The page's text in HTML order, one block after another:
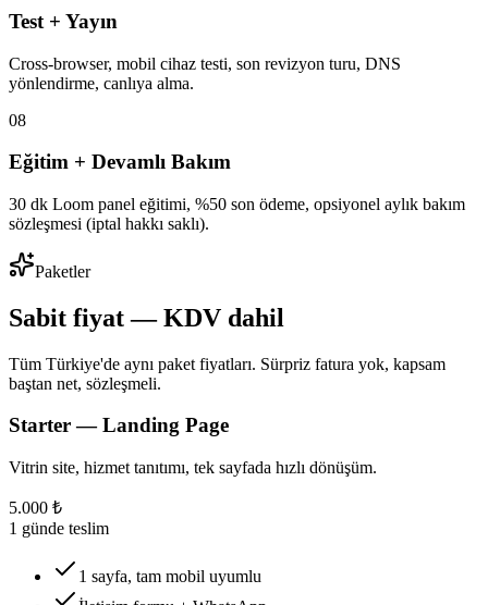
Test + Yayın
Cross-browser, mobil cihaz testi, son revizyon turu, DNS
yönlendirme, canlıya alma.
08
Eğitim + Devamlı Bakım
30 dk Loom panel eğitimi, %50 son ödeme, opsiyonel aylık bakım
sözleşmesi (iptal hakkı saklı).
Paketler
Sabit fiyat — KDV dahil
Tüm Türkiye'de aynı paket fiyatları. Sürpriz fatura yok, kapsam
baştan net, sözleşmeli.
Starter — Landing Page
Vitrin site, hizmet tanıtımı, tek sayfada hızlı dönüşüm.
5.000 ₺
1 günde teslim
1 sayfa, tam mobil uyumlu